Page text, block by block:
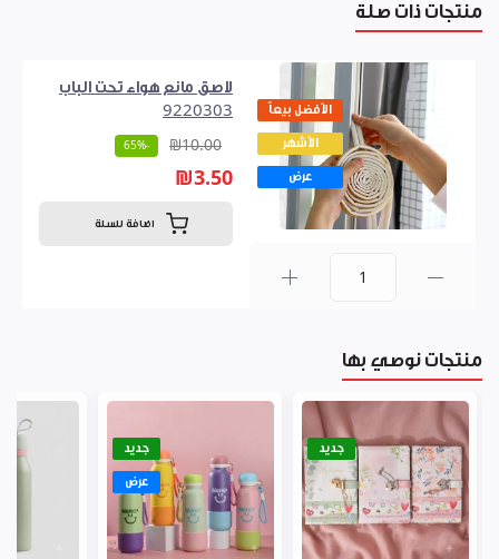
منتجات ذات صلة
الأفضل بيعاً
الأشهر
عرض
لاصق مانع هواء تحت الباب
9220303
₪10.00
-65%
₪3.50
اضافة للسلة
منتجات نوصي بها
جديد جديد
عرض